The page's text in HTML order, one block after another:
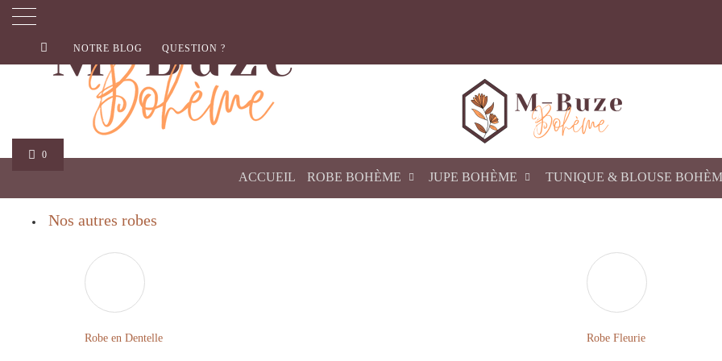
0
NOTRE BLOG QUESTION ?
ACCUEIL ROBE BOHÈME JUPE BOHÈME TUNIQUE & BLOUSE
Nos autres robes
Robe en Dentelle Robe Fleurie